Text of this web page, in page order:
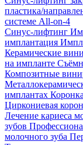
пластика/
системе All-on-4
Синус-лифтинг
имплантация
Керамические
на импланте
Композитные
имплантах
Циркониевая
Лечение кариеса
зубов
молочного зуба